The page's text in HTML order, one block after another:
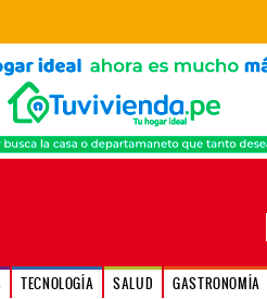
TECNOLOGÍA SALUD GASTRONOMÍA